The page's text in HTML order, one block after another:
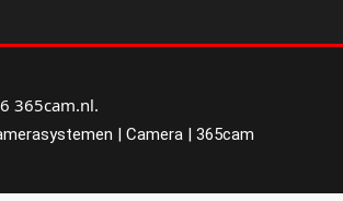
365cam.nl.
| Camera | 365cam